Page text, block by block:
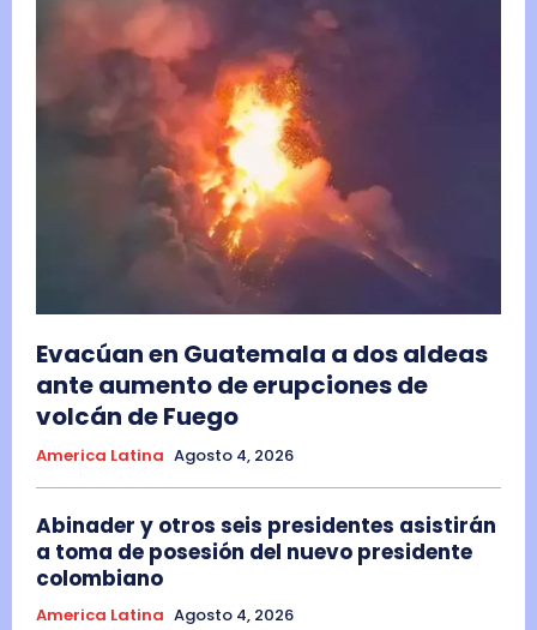
Evacúan en Guatemala a dos aldeas
ante aumento de erupciones de
volcán de Fuego
America Latina Agosto 4, 2026
Abinader y otros seis presidentes asistirán
a toma de posesión del nuevo presidente
colombiano
America Latina Agosto 4, 2026